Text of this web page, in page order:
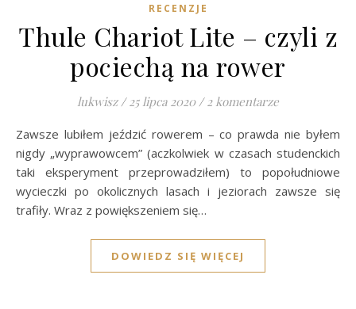
RECENZJE
Thule Chariot Lite – czyli z
pociechą na rower
lukwisz / 25 lipca 2020 / 2 komentarze
Zawsze lubiłem jeździć rowerem – co prawda nie byłem
nigdy „wyprawowcem” (aczkolwiek w czasach studenckich
taki eksperyment przeprowadziłem) to popołudniowe
wycieczki po okolicznych lasach i jeziorach zawsze się
trafiły. Wraz z powiększeniem się…
DOWIEDZ SIĘ WIĘCEJ